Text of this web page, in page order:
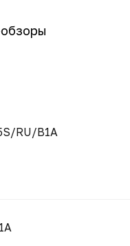
RU/B1A